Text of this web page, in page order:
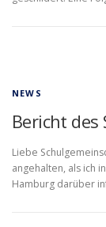
NEWS
Bericht des
Liebe
angehalten, als ich
Hamburg darüber